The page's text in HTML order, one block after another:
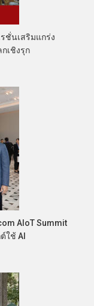
ชั่นเสริมแกร่ง
เชิงรุก
AIoT Summit
ใช้ AI